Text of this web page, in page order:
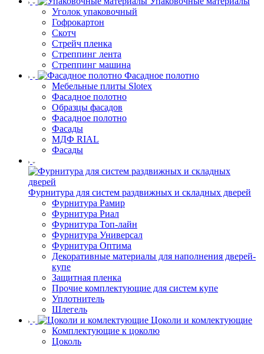
Уголок упаковочный
Гофрокартон
Скотч
Стрейч пленка
Стреппинг лента
Стреппинг машина
Фасадное полотно
Мебельные плиты Slotex
Фасадное полотно
Образцы фасадов
Фасадное полотно
Фасады
МДФ RIAL
Фасады
Фурнитура для систем раздвижных и складных дверей
Фурнитура Рамир
Фурнитура Риал
Фурнитура Топ-лайн
Фурнитура Универсал
Фурнитура Оптима
Декоративные материалы для наполнения дверей-
купе
Защитная пленка
Прочие комплектующие для систем купе
Уплотнитель
Шлегель
Цоколи и комлектующие
Комплектующие к цоколю
Цоколь